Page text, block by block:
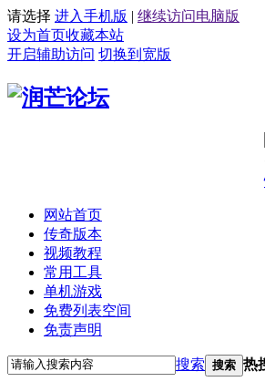
请选择 进入手机版 | 继续访问电脑版
设为首页收藏本站
开启辅助访问 切换到宽版
网站首页
传奇版本
视频教程
常用工具
单机游戏
免费列表空间
免责声明
搜索 搜索 热